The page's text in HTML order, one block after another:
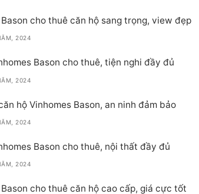
cho thuê căn hộ sang trọng, view đẹp
2024
Bason cho thuê, tiện nghi đầy đủ
2024
hộ Vinhomes Bason, an ninh đảm bảo
2024
Bason cho thuê, nội thất đầy đủ
2024
cho thuê căn hộ cao cấp, giá cực tốt